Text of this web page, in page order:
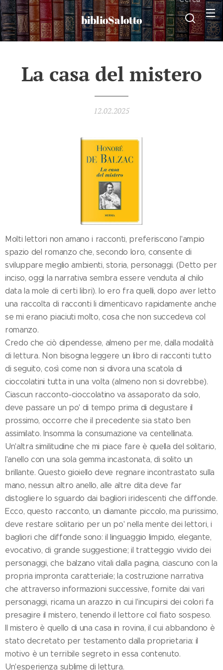
biblioSalotto
La casa del mistero
12.02.2025
Molti lettori non amano i racconti, preferiscono l'ampio
spazio del romanzo che, secondo loro, consente di
sviluppare meglio ambienti, storia, personaggi. (Detto per
inciso, oggi la narrativa sembra essere venduta al chilo
data la mole di certi libri). Io ero fra quelli, dopo aver letto
una raccolta di racconti li dimenticavo rapidamente anche
se mi erano piaciuti molto, cosa che non succedeva col
romanzo.
Credo che ciò dipendesse, almeno per me, dalla modalità
di lettura. Non bisogna leggere un libro di racconti tutto
di seguito, così come non si divora una scatola di
cioccolatini tutta in una volta (almeno non si dovrebbe).
Ciascun racconto-cioccolatino va assaporato da solo,
deve passare un po' di tempo prima di degustare il
prossimo, occorre che il precedente sia stato ben
assimilato. Insomma la consumazione va centellinata.
Un'altra similitudine che mi piace fare è quella del solitario,
l'anello con una sola gemma incastonata, di solito un
brillante. Questo gioiello deve regnare incontrastato sulla
mano, nessun altro anello, alle altre dita deve far
distogliere lo sguardo dai bagliori iridescenti che diffonde.
Ecco, questo racconto, un diamante piccolo, ma purissimo,
deve restare solitario per un po' nella mente dei lettori, i
bagliori che diffonde sono: il linguaggio limpido, elegante,
evocativo, di grande suggestione; il tratteggio vivido dei
personaggi, che balzano vitali dalla pagina, ciascuno con la
propria impronta caratteriale; la costruzione narrativa
che attraverso informazioni successive, fornite dai vari
personaggi, ricama un arazzo in cui l'incupirsi dei colori fa
presagire il mistero, tenendo il lettore col fiato sospeso.
Il mistero è quello di una casa in rovina, il cui abbandono è
stato decretato per testamento dalla proprietaria: il
motivo è un terribile segreto in essa contenuto.
Un'esperienza sublime di lettura.